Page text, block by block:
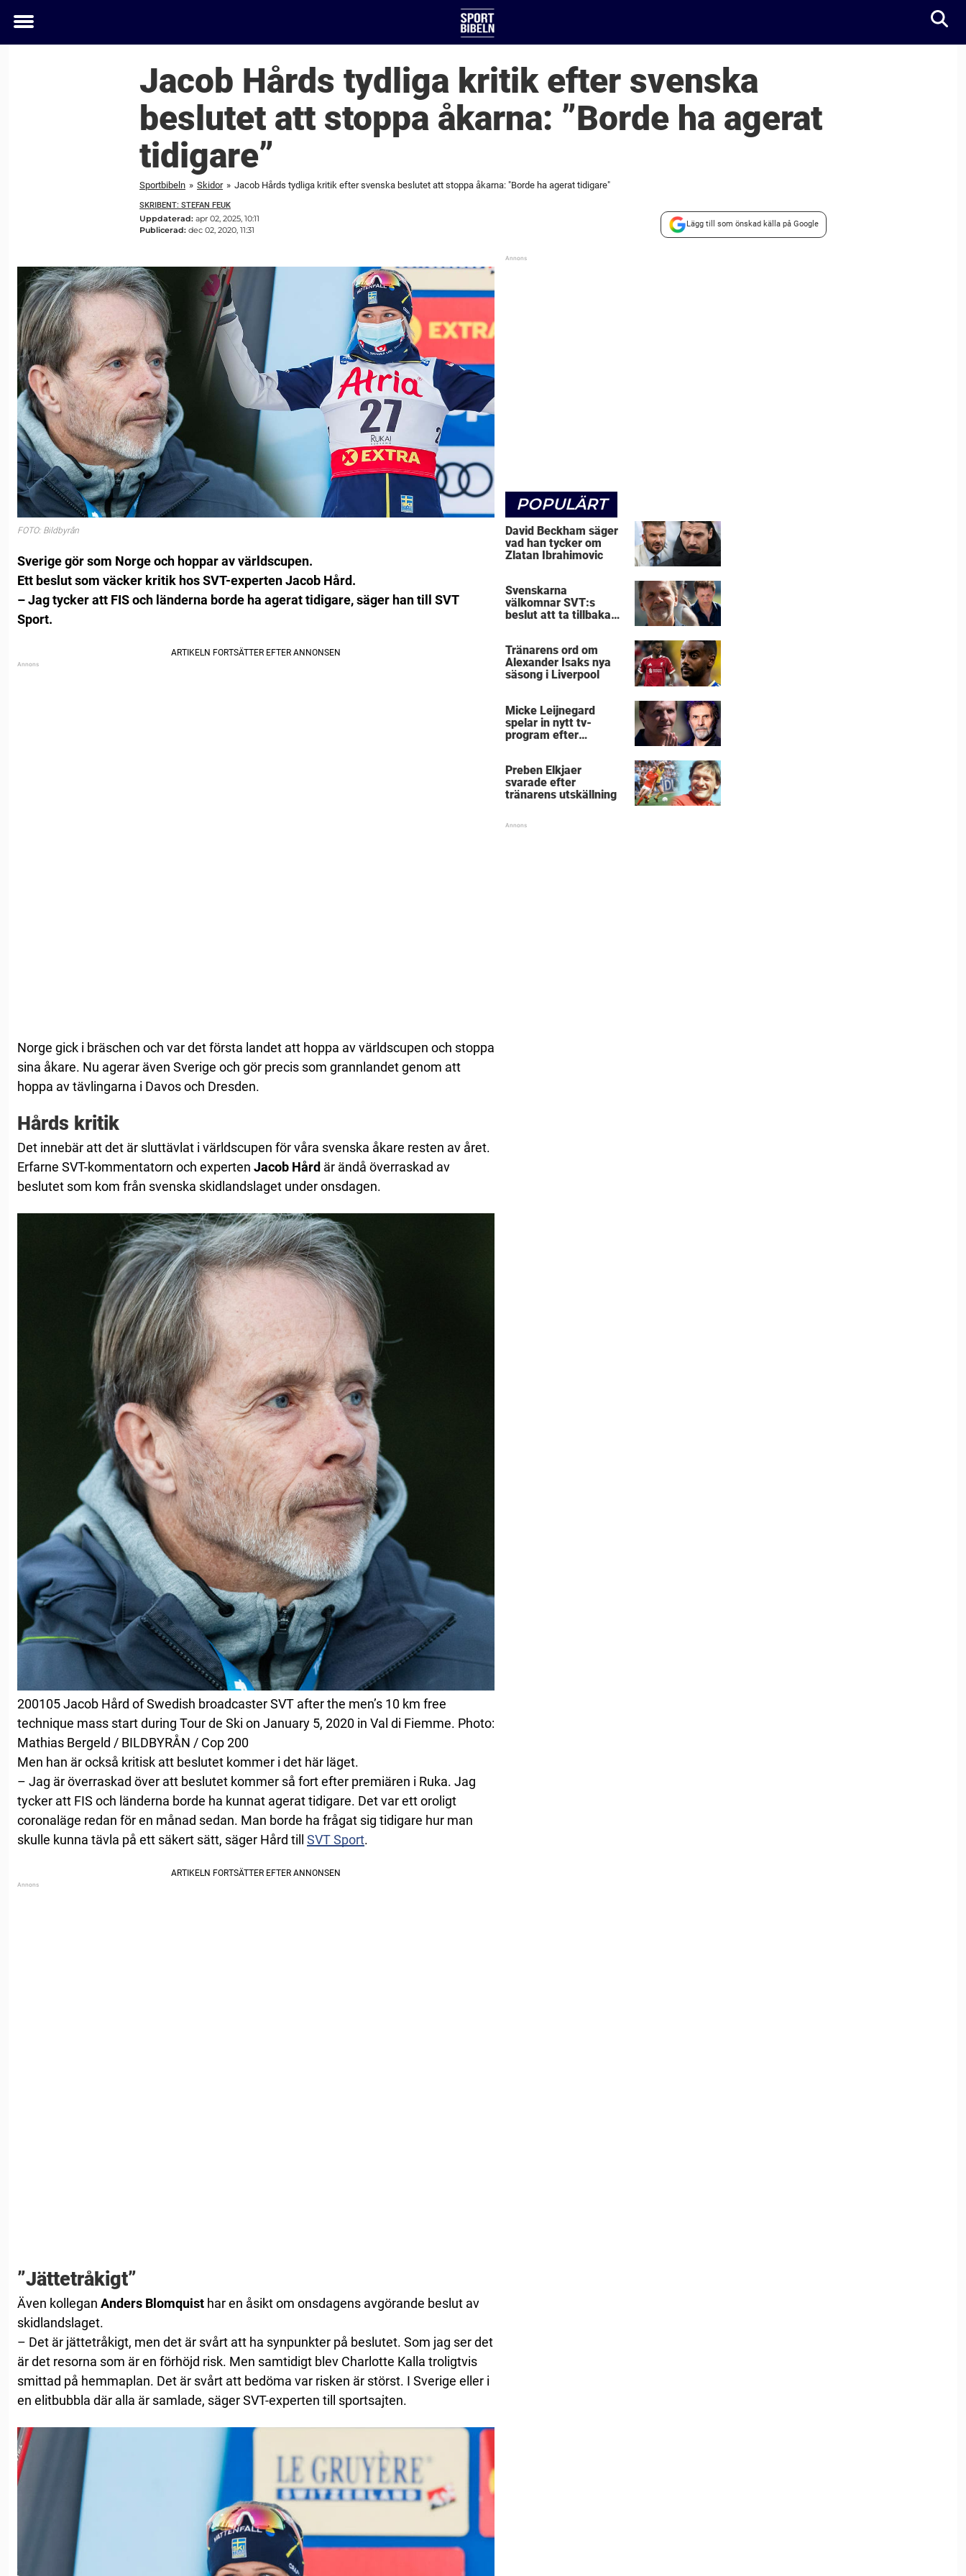
Toggle
Jacob Hårds tydliga kritik efter svenska
beslutet att stoppa åkarna: ”Borde ha agerat
tidigare”
Sportbibeln » Skidor » Jacob Hårds tydliga kritik efter svenska beslutet att stoppa åkarna: "Borde ha agerat tidigare"
SKRIBENT: STEFAN FEUK
Uppdaterad: apr 02, 2025, 10:11
Publicerad: dec 02, 2020, 11:31
Lägg till som önskad källa på Google
FOTO: Bildbyrån
Sverige gör som Norge och hoppar av världscupen.
Ett beslut som väcker kritik hos SVT-experten Jacob Hård.
– Jag tycker att FIS och länderna borde ha agerat tidigare, säger han till SVT
Sport.
Norge gick i bräschen och var det första landet att hoppa av världscupen och stoppa
sina åkare. Nu agerar även Sverige och gör precis som grannlandet genom att
hoppa av tävlingarna i Davos och Dresden.
Hårds kritik
Det innebär att det är sluttävlat i världscupen för våra svenska åkare resten av året.
Erfarne SVT-kommentatorn och experten Jacob Hård är ändå överraskad av
beslutet som kom från svenska skidlandslaget under onsdagen.
200105 Jacob Hård of Swedish broadcaster SVT after the men’s 10 km free
technique mass start during Tour de Ski on January 5, 2020 in Val di Fiemme. Photo:
Mathias Bergeld / BILDBYRÅN / Cop 200
Men han är också kritisk att beslutet kommer i det här läget.
– Jag är överraskad över att beslutet kommer så fort efter premiären i Ruka. Jag
tycker att FIS och länderna borde ha kunnat agerat tidigare. Det var ett oroligt
coronaläge redan för en månad sedan. Man borde ha frågat sig tidigare hur man
skulle kunna tävla på ett säkert sätt, säger Hård till SVT Sport.
”Jättetråkigt”
Även kollegan Anders Blomquist har en åsikt om onsdagens avgörande beslut av
skidlandslaget.
– Det är jättetråkigt, men det är svårt att ha synpunkter på beslutet. Som jag ser det
är det resorna som är en förhöjd risk. Men samtidigt blev Charlotte Kalla troligtvis
smittad på hemmaplan. Det är svårt att bedöma var risken är störst. I Sverige eller i
en elitbubbla där alla är samlade, säger SVT-experten till sportsajten.
POPULÄRT
David Beckham säger
vad han tycker om
Zlatan Ibrahimovic
Svenskarna
välkomnar SVT:s
beslut att ta tillbaka
Tränarens ord om
Alexander Isaks nya
säsong i Liverpool
Micke Leijnegard
spelar in nytt tv-
program efter
Preben Elkjaer
svarade efter
tränarens utskällning